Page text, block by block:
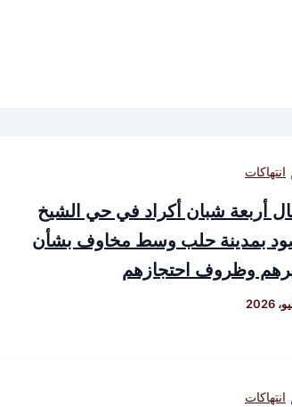
انتهاكات
أربعة شبان أكراد في حي الشيخ
بمدينة حلب وسط مخاوف بشأن
وظروف احتجازهم
انتهاكات